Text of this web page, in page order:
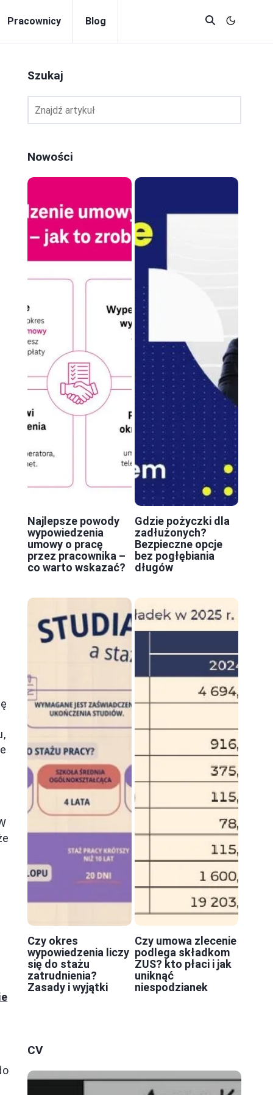
Pracownicy Blog
Szukaj
Nowości
Najlepsze powody
wypowiedzenia
umowy o pracę
przez pracownika –
co warto wskazać?
Gdzie pożyczki dla
zadłużonych?
Bezpieczne opcje
bez pogłębiania
długów
Czy okres
wypowiedzenia liczy
się do stażu
zatrudnienia?
Zasady i wyjątki
Czy umowa zlecenie
podlega składkom
ZUS? kto płaci i jak
uniknąć
niespodzianek
CV